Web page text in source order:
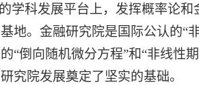
学科发展平台上，发挥概率论
地。 金融研究院是 国际公认的“
“倒向随机微分方程”和“非线性
研究院发展奠定了坚实的基础。